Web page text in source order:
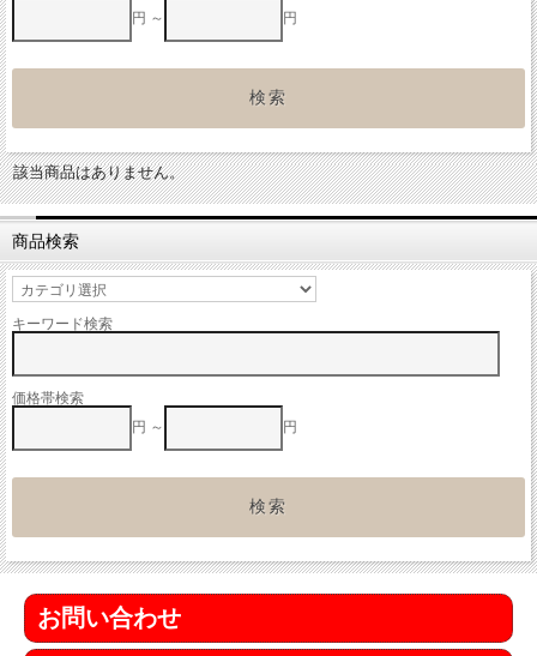
円 ～
円
該当商品はありません。
商品検索
キーワード検索
価格帯検索
円 ～
円
お問い合わせ